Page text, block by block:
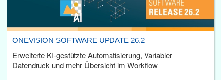
ONEVISION SOFTWARE UPDATE 26.2
Erweiterte KI-gestützte Automatisierung, Variabler
Datendruck und mehr Übersicht im Workflow